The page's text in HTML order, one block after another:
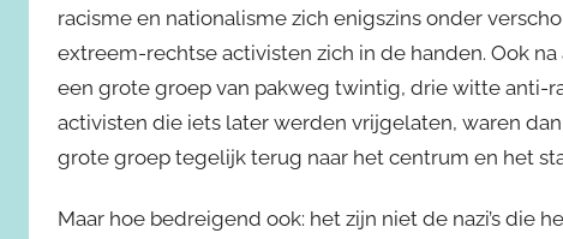
racisme en nationalisme zich enigszins onder
extreem-rechtse activisten zich in de handen. Ook na
een grote groep van pakweg twintig, drie witte anti-
activisten die iets later werden vrijgelaten, waren
grote groep tegelijk terug naar het centrum en het
Maar hoe bedreigend ook: het zijn niet de nazi’s die